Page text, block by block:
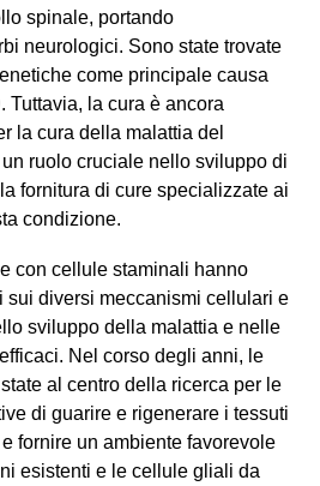
spinale, portando
neurologici. Sono state trovate
come principale causa
Tuttavia, la cura è ancora
la cura della malattia del
ruolo cruciale nello sviluppo di
fornitura di cure specializzate ai
condizione.
con cellule staminali hanno
sui diversi meccanismi cellulari e
sviluppo della malattia e nelle
Nel corso degli anni, le
al centro della ricerca per le
di guarire e rigenerare i tessuti
fornire un ambiente favorevole
esistenti e le cellule gliali da